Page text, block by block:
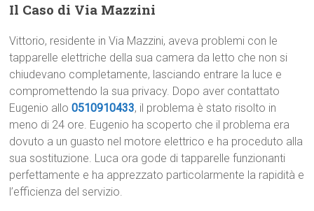
Il Caso di Via Mazzini
Vittorio, residente in Via Mazzini, aveva problemi con le
tapparelle elettriche della sua camera da letto che non si
chiudevano completamente, lasciando entrare la luce e
compromettendo la sua privacy. Dopo aver contattato
Eugenio allo0510910433, il problema è stato risolto in
meno di 24 ore. Eugenio ha scoperto che il problema era
dovuto a un guasto nel motore elettrico e ha proceduto alla
sua sostituzione. Luca ora gode di tapparelle funzionanti
perfettamente e ha apprezzato particolarmente la rapidità e
l’efficienza del servizio.